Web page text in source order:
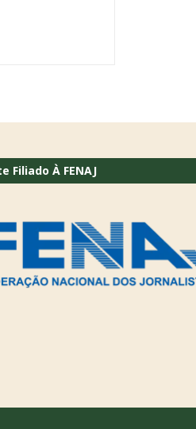
Filiado À FENAJ